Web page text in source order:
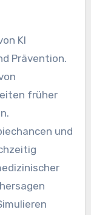
KI
Prävention.
früher
und